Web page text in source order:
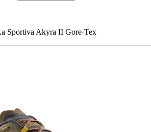
Sportiva Akyra II Gore-Tex